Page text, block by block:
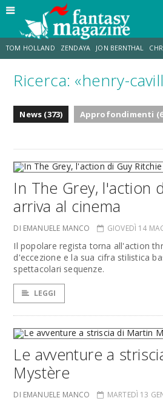
TOM HOLLAND ZENDAYA JON BERNTHAL
STRANIMONDI LUCCA COMICS & GAMES
Ricerca: «henry-
News (373) Approfondimenti
In The Grey, l'action
arriva al cinema
DI EMANUELE MANCO GIOVEDÌ 14
Il popolare regista torna all'action
d'eccezione e la sua cifra stilistica
spettacolari sequenze.
LEGGI
Le avventure a
Mystère
DI EMANUELE MANCO MARTEDÌ 13